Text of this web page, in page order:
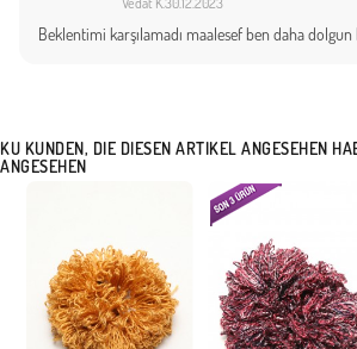
Beklentimi karşılamadı maalesef ben daha
KU KUNDEN, DIE DIESEN ARTIKEL ANGESEHEN
ANGESEHEN